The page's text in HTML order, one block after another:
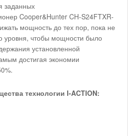
заданных
Cooper&Hunter CH-S24FTXR-
мощность до тех пор, пока не
уровня, чтобы мощности было
установленной
достигая экономии
технологии I-ACTION: